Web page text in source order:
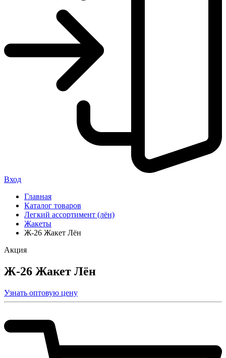
Вход
Главная
Каталог товаров
Легкий ассортимент (лён)
Жакеты
Ж-26 Жакет Лён
Акция
Ж-26 Жакет Лён
Узнать оптовую цену